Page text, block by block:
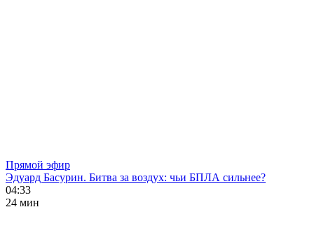
Прямой эфир
Эдуард Басурин. Битва за воздух: чьи БПЛА сильнее?
04:33
24 мин